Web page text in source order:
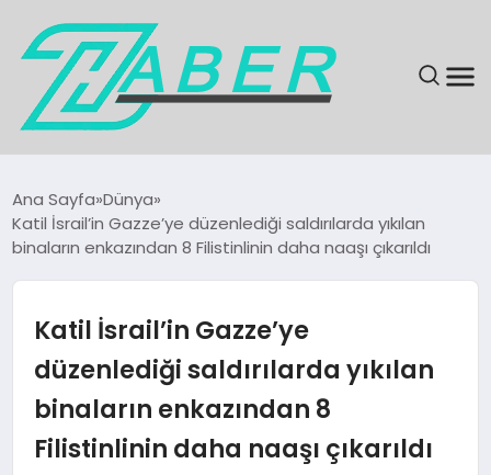
GÜNDEM
EĞITIM
Ana Sayfa Dünya
Katil İsrail’in Gazze’ye düzenlediği saldırılarda yıkılan
binaların enkazından 8 Filistinlinin daha naaşı çıkarıldı
Katil İsrail’in Gazze’ye
düzenlediği saldırılarda yıkılan
binaların enkazından 8
Filistinlinin daha naaşı çıkarıldı